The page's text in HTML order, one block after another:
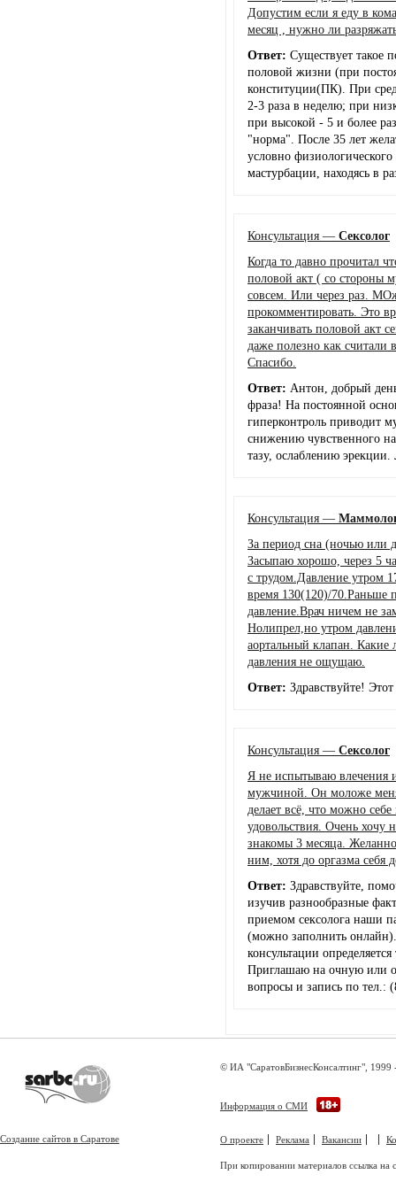
Допустим если я еду в
месяц , нужно ли
Ответ: Существует такое
половой жизни (при
конституции(ПК). При
2-3 раза в неделю; при
при высокой - 5 и более
"норма". После 35 лет
условно
мастурбации, находясь в
Консультация — Сексолог
Когда то давно прочитал
половой акт ( со стороны
совсем. Или через раз.
прокомментировать. Это
заканчивать половой акт
даже полезно как считали
Спасибо.
Ответ: Антон, добрый
фраза! На постоянной
гиперконтроль приводит
снижению чувственного
тазу, ослаблению
Консультация —
За период сна (ночью или
Засыпаю хорошо, через 5
с трудом.Давление утром
время 130(120)/70.Раньше
давление.Врач ничем не
Нолипрел,но утром
аортальный клапан.
давления не ощущаю.
Ответ: Здравствуйте!
Консультация — Сексолог
Я не испытываю влечения
мужчиной. Он моложе
делает всё, что можно
удовольствия. Очень
знакомы 3 месяца.
ним, хотя до оргазма себя
Ответ: Здравствуйте,
изучив разнообразные
приемом сексолога наши
(можно заполнить
консультации
Приглашаю на очную или
вопросы и запись по тел.:
© ИА "СаратовБизнесКонсалтинг", 1999
Информация о СМИ
О проекте Реклама Вакансии
При копировании материалов ссылка на
Создание сайтов в Саратове